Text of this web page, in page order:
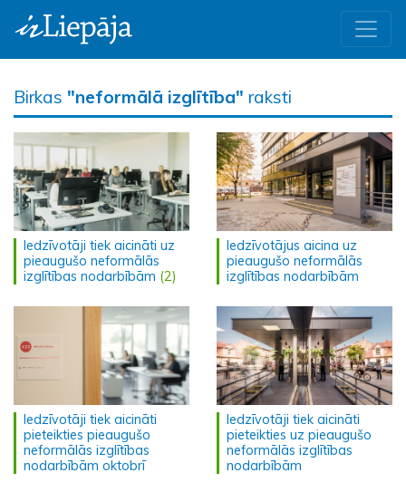
Birkas "neformālā izglītība" raksti
Iedzīvotāji tiek aicināti uz
pieaugušo neformālās
izglītības nodarbībām (2)
Iedzīvotājus aicina uz
pieaugušo neformālās
izglītības nodarbībām
Iedzīvotāji tiek aicināti
pieteikties pieaugušo
neformālās izglītības
nodarbībām oktobrī
Iedzīvotāji tiek aicināti
pieteikties uz pieaugušo
neformālās izglītības
nodarbībām